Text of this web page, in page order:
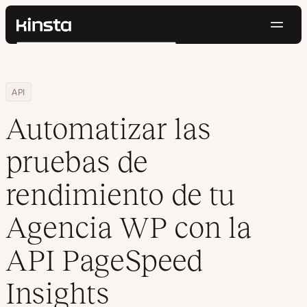
Kinsta®
Contacto
Buscar
Home
Centro de Recursos
Blog
API
Automatizar las pruebas de rendimiento de tu Agencia WP con
Automatizar las
pruebas de
rendimiento de tu
Agencia WP con la
API PageSpeed
Insights